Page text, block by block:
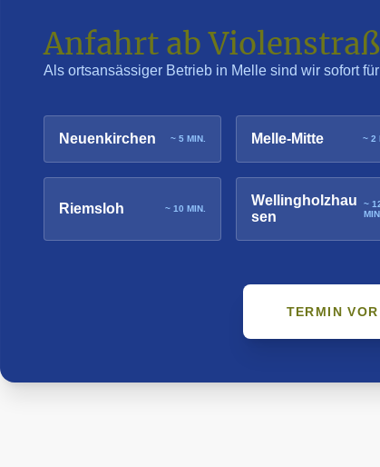
Anfahrt ab
Als ortsansässiger Betrieb in Melle sind wir sofort
Neuenkirchen ~ 5 MIN. Melle-Mitte ~ 2
Riemsloh ~ 10 MIN.
Wellingholzhau
sen
~
MIN.
TERMIN